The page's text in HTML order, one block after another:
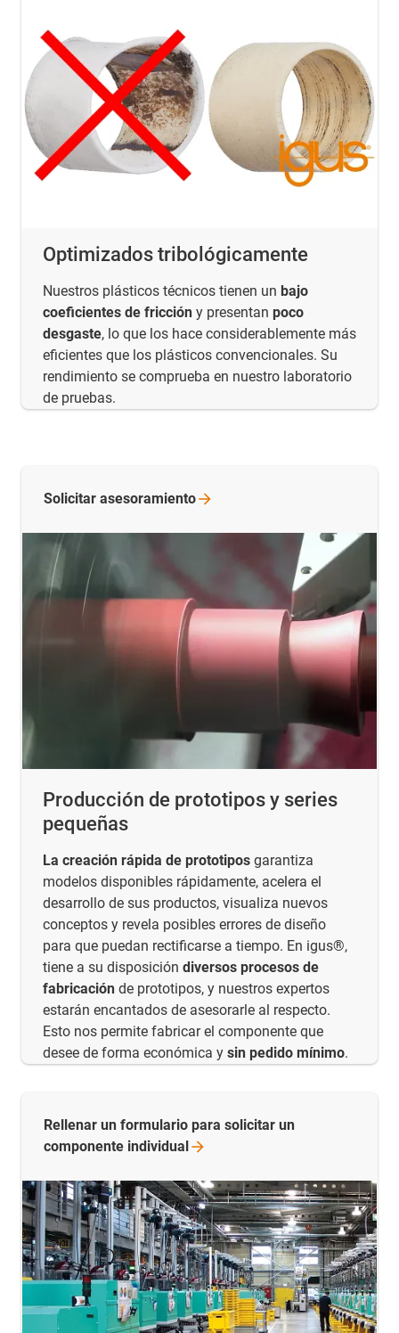
Optimizados tribológicamente
Nuestros plásticos técnicos tienen un bajo
coeficientes de fricción y presentan poco
desgaste, lo que los hace considerablemente más
eficientes que los plásticos convencionales. Su
rendimiento se comprueba en nuestro laboratorio
de pruebas.
Producción de prototipos y series
pequeñas
La creación rápida de prototipos garantiza
modelos disponibles rápidamente, acelera el
desarrollo de sus productos, visualiza nuevos
conceptos y revela posibles errores de diseño
para que puedan rectificarse a tiempo. En igus®,
tiene a su disposición diversos procesos de
fabricación de prototipos, y nuestros expertos
estarán encantados de asesorarle al respecto.
Esto nos permite fabricar el componente que
desee de forma económica y sin pedido mínimo.
Solicitar asesoramiento
Rellenar un formulario para solicitar un
componente individual